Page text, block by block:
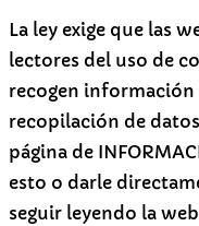
La ley exige que las
lectores del uso de
recogen información
recopilación de
página de
esto o darle
seguir leyendo la